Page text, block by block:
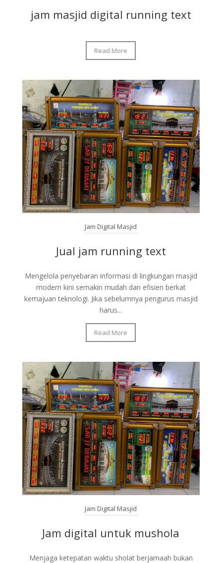
jam masjid digital running text
Read More
Jam Digital Masjid
Jual jam running text
Mengelola penyebaran informasi di lingkungan masjid
modern kini semakin mudah dan efisien berkat
kemajuan teknologi. Jika sebelumnya pengurus masjid
harus...
Read More
Jam Digital Masjid
Jam digital untuk mushola
Menjaga ketepatan waktu sholat berjamaah bukan